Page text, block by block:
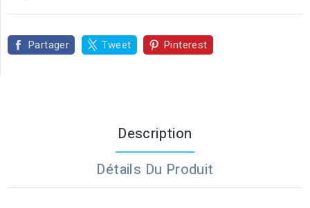
Partager Tweet Pinterest
Description
Détails Du Produit